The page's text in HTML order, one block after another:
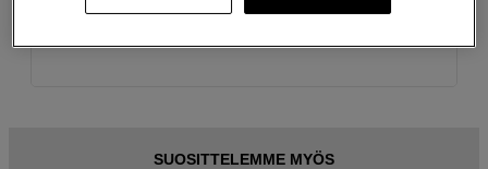
SUOSITTELEMME MYÖS